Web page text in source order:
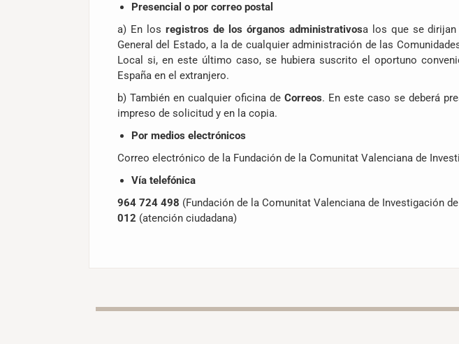
Presencial o por correo postal
a) En los registros de los órganos administrativosa los que se
General del Estado, a la de cualquier administración de las
Local si, en este último caso, se hubiera suscrito el oportuno
España en el extranjero.
b) También en cualquier oficina de Correos. En este caso se deberá
impreso de solicitud y en la copia.
Por medios electrónicos
Correo electrónico de la Fundación de la Comunitat Valenciana de
Vía telefónica
964 724 498 (Fundación de la Comunitat Valenciana de Investigación
012 (atención ciudadana)